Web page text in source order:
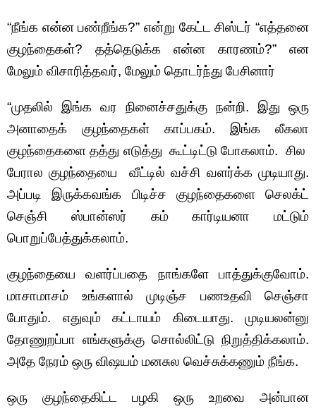
“நீங்க என்ன பண்றீங்க?” என்று கேட்ட சிஸ்டர் “எத்தனை
குழந்தைகள்? தத்தெடுக்க என்ன காரணம்?” என
மேலும் விசாரித்தவர், மேலும் தொடர்ந்து பேசினார்
“முதலில் இங்க வர நினைச்சதுக்கு நன்றி. இது ஒரு
அனாதைக் குழந்தைகள் காப்பகம். இங்க லீகலா
குழந்தைகளை தத்து எடுத்து கூட்டிட்டு போகலாம். சில
பேரால குழந்தையை வீட்டில் வச்சி வளர்க்க முடியாது.
அப்படி இருக்கவங்க பிடிச்ச குழந்தைகளை செலக்ட்
செஞ்சி ஸ்பான்ஸர் கம் கார்டியனா மட்டும்
பொறுப்பேத்துக்கலாம்.
குழந்தையை வளர்ப்பதை நாங்களே பாத்துக்குவோம்.
மாசாமாசம் உங்களால் முடிஞ்ச பணஉதவி செஞ்சா
போதும். எதுவும் கட்டாயம் கிடையாது. முடியலன்னு
தோணுறப்பா எங்களுக்கு சொல்லிட்டு நிறுத்திக்கலாம்.
அதே நேரம் ஒரு விஷயம் மனசுல வெச்சுக்கணும் நீங்க.
ஒரு குழந்தைகிட்ட பழகி ஒரு உறவை அன்பான